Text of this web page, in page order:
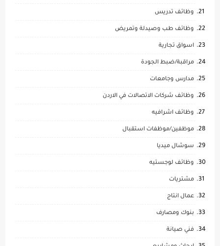
وظائف تدريس
وظائف طب وصيدلة وتمريض
اسواق تجارية
مراقبة/ضبط الجودة
مدارس وجامعات
وظائف شركات الاتصالات في الاردن
وظائف اشرافيه
موظفين/موظفات استقبال
سوشال ميديا
وظائف لوجستيه
مشتريات
عمال انتاج
بنوك ومصارف
فني صيانة